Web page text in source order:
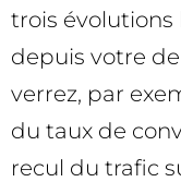
trois
depuis votre
verrez, par
du taux de
recul du trafic